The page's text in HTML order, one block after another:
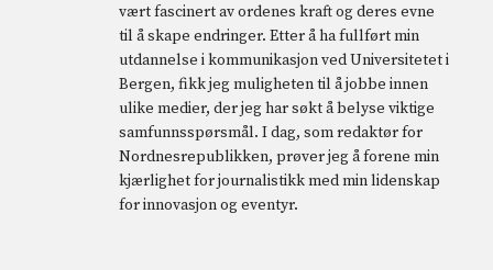
vært fascinert av ordenes kraft og deres evne
til å skape endringer. Etter å ha fullført min
utdannelse i kommunikasjon ved Universitetet i
Bergen, fikk jeg muligheten til å jobbe innen
ulike medier, der jeg har søkt å belyse viktige
samfunnsspørsmål. I dag, som redaktør for
Nordnesrepublikken, prøver jeg å forene min
kjærlighet for journalistikk med min lidenskap
for innovasjon og eventyr.